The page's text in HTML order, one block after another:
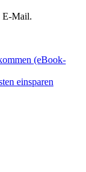
E-Mail.
(eBook-
einsparen